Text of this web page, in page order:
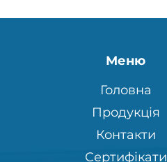
Меню
Головна
Продукція
Контакти
Сертифікати